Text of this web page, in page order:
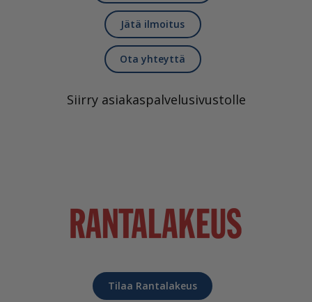
Jätä ilmoitus
Ota yhteyttä
Siirry asiakaspalvelusivustolle
Tilaa Rantalakeus